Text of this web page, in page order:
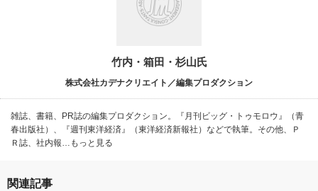
竹内・箱田・杉山氏
株式会社カデナクリエイト／編集プロダクション
雑誌、書籍、PR誌の編集プロダクション。『月刊ビッグ・トゥモロウ』（青
春出版社）、『週刊東洋経済』（東洋経済新報社）などで執筆。その他、Ｐ
Ｒ誌、社内報…もっと見る
関連記事